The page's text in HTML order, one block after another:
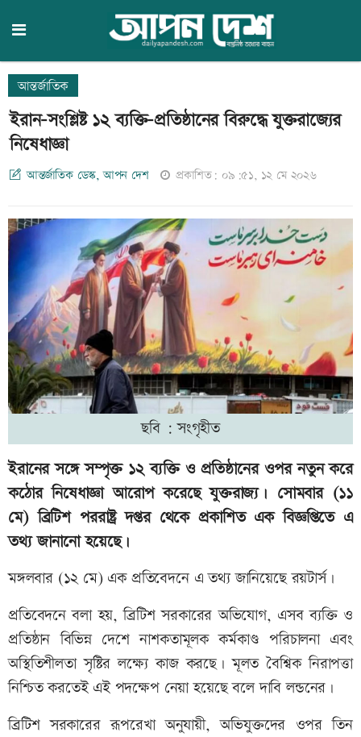
আন্তর্জাতিক
ইরান-সংশ্লিষ্ট ১২ ব্যক্তি-প্রতিষ্ঠানের বিরুদ্ধে যুক্তরাজ্যের
নিষেধাজ্ঞা
আন্তর্জাতিক ডেস্ক, আপন দেশ প্রকাশিত: ০৯:৫১, ১২ মে ২০২৬
ছবি : সংগৃহীত
ইরানের সঙ্গে সম্পৃক্ত ১২ ব্যক্তি ও প্রতিষ্ঠানের ওপর নতুন করে
কঠোর নিষেধাজ্ঞা আরোপ করেছে যুক্তরাজ্য। সোমবার (১১
মে) ব্রিটিশ পররাষ্ট্র দপ্তর থেকে প্রকাশিত এক বিজ্ঞপ্তিতে এ
তথ্য জানানো হয়েছে।
মঙ্গলবার (১২ মে) এক প্রতিবেদনে এ তথ্য জানিয়েছে রয়টার্স।
প্রতিবেদনে বলা হয়, ব্রিটিশ সরকারের অভিযোগ, এসব ব্যক্তি ও
প্রতিষ্ঠান বিভিন্ন দেশে নাশকতামূলক কর্মকাণ্ড পরিচালনা এবং
অস্থিতিশীলতা সৃষ্টির লক্ষ্যে কাজ করছে। মূলত বৈশ্বিক নিরাপত্তা
নিশ্চিত করতেই এই পদক্ষেপ নেয়া হয়েছে বলে দাবি লন্ডনের।
ব্রিটিশ সরকারের রূপরেখা অনুযায়ী, অভিযুক্তদের ওপর তিন